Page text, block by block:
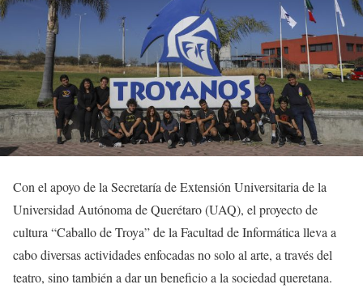
Con el apoyo de la Secretaría de Extensión Universitaria de la
Universidad Autónoma de Querétaro (UAQ), el proyecto de
cultura “Caballo de Troya” de la Facultad de Informática lleva a
cabo diversas actividades enfocadas no solo al arte, a través del
teatro, sino también a dar un beneficio a la sociedad queretana.